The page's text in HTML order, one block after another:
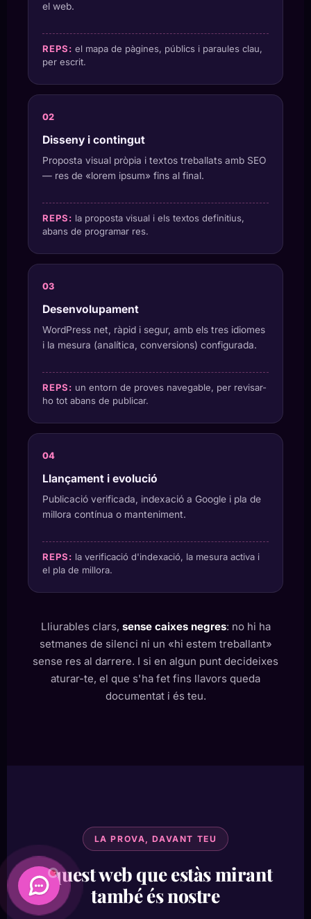
el web.
REPS: el mapa de pàgines, públics i paraules clau,
per escrit.
Disseny i contingut
Proposta visual pròpia i textos treballats amb SEO
— res de «lorem ipsum» fins al final.
REPS: la proposta visual i els textos definitius,
abans de programar res.
Desenvolupament
WordPress net, ràpid i segur, amb els tres idiomes
i la mesura (analítica, conversions) configurada.
REPS: un entorn de proves navegable, per revisar-
ho tot abans de publicar.
Llançament i evolució
Publicació verificada, indexació a Google i pla de
millora contínua o manteniment.
REPS: la verificació d'indexació, la mesura activa i
el pla de millora.
Lliurables clars, sense caixes negres: no hi ha
setmanes de silenci ni un «hi estem treballant»
sense res al darrere. I si en algun punt decideixes
aturar-te, el que s'ha fet fins llavors queda
documentat i és teu.
LA PROVA, DAVANT TEU
Aquest web que estàs mirant
també és nostre